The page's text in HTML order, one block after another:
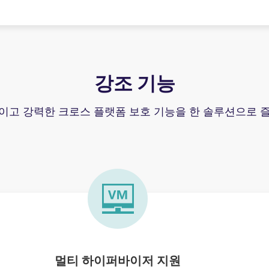
강조 기능
고 강력한 크로스 플랫폼 보호 기능을 한 솔루션으로
멀티 하이퍼바이저 지원